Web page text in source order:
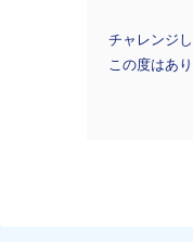
チャレンジ
この度はあ